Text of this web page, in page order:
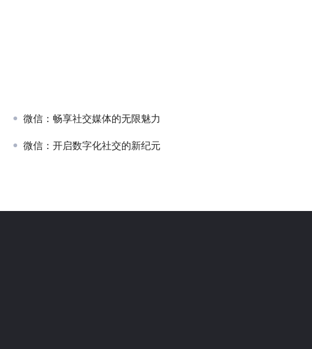
微信：畅享社交媒体的无限魅力
微信：开启数字化社交的新纪元